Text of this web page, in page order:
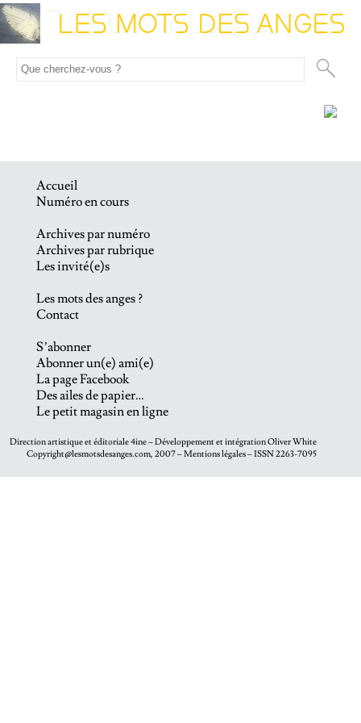
Accueil
Numéro en cours
Archives par numéro
Archives par rubrique
Les invité(e)s
Les mots des anges ?
Contact
S’abonner
Abonner un(e) ami(e)
La page Facebook
Des ailes de papier…
Le petit magasin en ligne
Direction artistique et éditoriale4ine– Développement et intégrationOliver White
Copyright@lesmotsdesanges.com, 2007 – Mentions légales – ISSN 2263-7095